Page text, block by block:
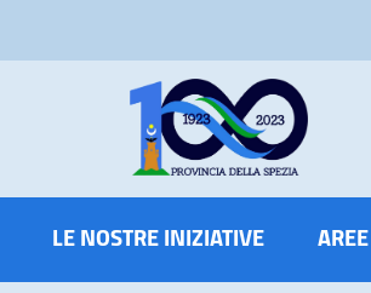
LE NOSTRE INIZIATIVE